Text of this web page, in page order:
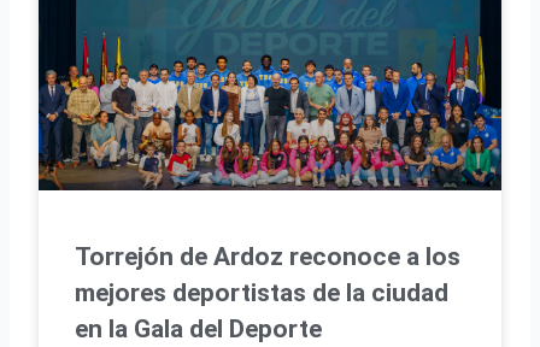
Torrejón de Ardoz reconoce a los
mejores deportistas de la ciudad
en la Gala del Deporte